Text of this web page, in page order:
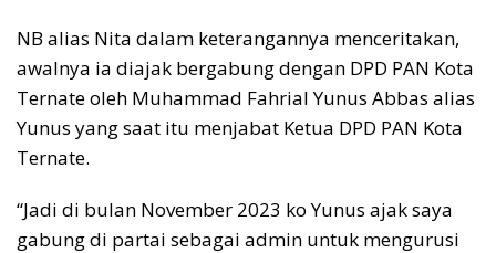
NB alias Nita dalam keterangannya menceritakan,
awalnya ia diajak bergabung dengan DPD PAN Kota
Ternate oleh Muhammad Fahrial Yunus Abbas alias
Yunus yang saat itu menjabat Ketua DPD PAN Kota
Ternate.
“Jadi di bulan November 2023 ko Yunus ajak saya
gabung di partai sebagai admin untuk mengurusi